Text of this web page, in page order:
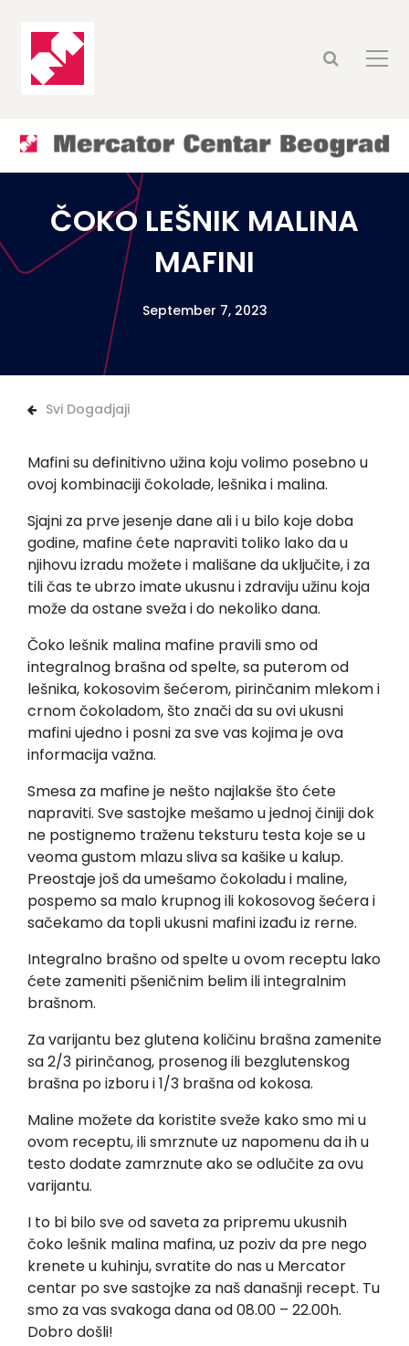
ČOKO LEŠNIK MALINA
MAFINI
September 7, 2023
Svi Dogadjaji
Mafini su definitivno užina koju volimo posebno u
ovoj kombinaciji čokolade, lešnika i malina.
Sjajni za prve jesenje dane ali i u bilo koje doba
godine, mafine ćete napraviti toliko lako da u
njihovu izradu možete i mališane da uključite, i za
tili čas te ubrzo imate ukusnu i zdraviju užinu koja
može da ostane sveža i do nekoliko dana.
Čoko lešnik malina mafine pravili smo od
integralnog brašna od spelte, sa puterom od
lešnika, kokosovim šećerom, pirinčanim mlekom i
crnom čokoladom, što znači da su ovi ukusni
mafini ujedno i posni za sve vas kojima je ova
informacija važna.
Smesa za mafine je nešto najlakše što ćete
napraviti. Sve sastojke mešamo u jednoj činiji dok
ne postignemo traženu teksturu testa koje se u
veoma gustom mlazu sliva sa kašike u kalup.
Preostaje još da umešamo čokoladu i maline,
pospemo sa malo krupnog ili kokosovog šećera i
sačekamo da topli ukusni mafini izađu iz rerne.
Integralno brašno od spelte u ovom receptu lako
ćete zameniti pšeničnim belim ili integralnim
brašnom.
Za varijantu bez glutena količinu brašna zamenite
sa 2/3 pirinčanog, prosenog ili bezglutenskog
brašna po izboru i 1/3 brašna od kokosa.
Maline možete da koristite sveže kako smo mi u
ovom receptu, ili smrznute uz napomenu da ih u
testo dodate zamrznute ako se odlučite za ovu
varijantu.
I to bi bilo sve od saveta za pripremu ukusnih
čoko lešnik malina mafina, uz poziv da pre nego
krenete u kuhinju, svratite do nas u Mercator
centar po sve sastojke za naš današnji recept. Tu
smo za vas svakoga dana od 08.00 – 22.00h.
Dobro došli!